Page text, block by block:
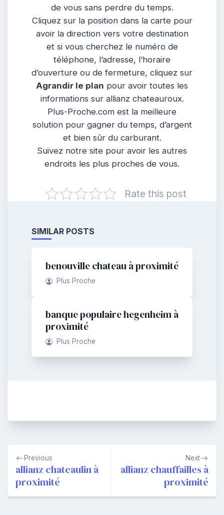
de vous sans perdre du temps.
Cliquez sur la position dans la carte pour
avoir la direction vers votre destination
et si vous cherchez le numéro de
téléphone, l’adresse, l’horaire
d’ouverture ou de fermeture, cliquez sur
Agrandir le plan pour avoir toutes les
informations sur allianz chateauroux.
Plus-Proche.com est la meilleure
solution pour gagner du temps, d’argent
et bien sûr du carburant.
Suivez notre site pour avoir les autres
endroits les plus proches de vous.
Rate this post
SIMILAR POSTS
benouville chateau à proximité
Plus Proche
banque populaire hegenheim à
proximité
Plus Proche
Navigation
de
l’article
Previous
allianz chateaulin à
proximité
Next
allianz chauffailles à
proximité